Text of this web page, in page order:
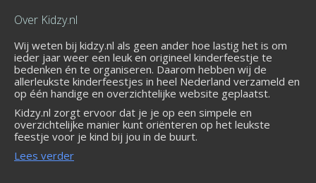
Over Kidzy.nl
Wij weten bij kidzy.nl als geen ander hoe lastig het is om
ieder jaar weer een leuk en origineel kinderfeestje te
bedenken én te organiseren. Daarom hebben wij de
allerleukste kinderfeestjes in heel Nederland verzameld en
op één handige en overzichtelijke website geplaatst.
Kidzy.nl zorgt ervoor dat je je op een simpele en
overzichtelijke manier kunt oriënteren op het leukste
feestje voor je kind bij jou in de buurt.
Lees verder